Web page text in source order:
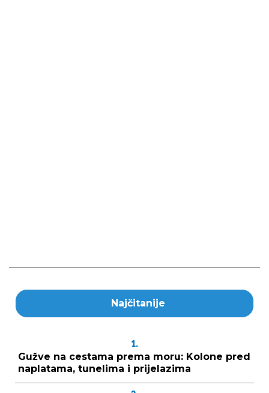
Najčitanije
1.
Gužve na cestama prema moru: Kolone pred
naplatama, tunelima i prijelazima